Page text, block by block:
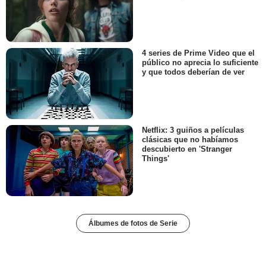
4 series de Prime Video que el
público no aprecia lo suficiente
y que todos deberían de ver
Netflix: 3 guiños a películas
clásicas que no habíamos
descubierto en 'Stranger
Things'
Álbumes de fotos de Serie